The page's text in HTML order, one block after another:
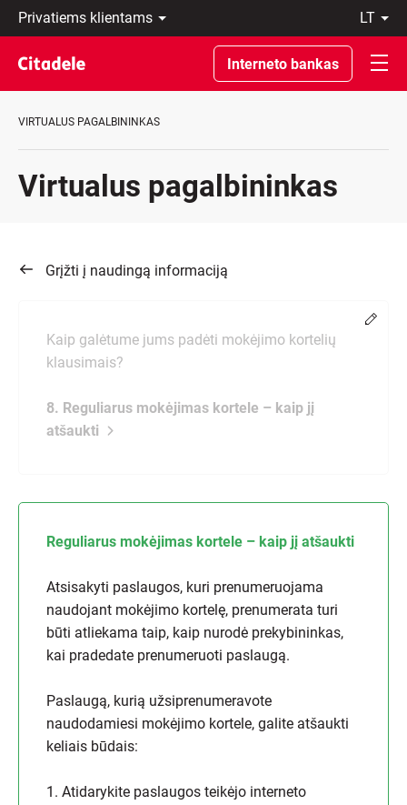
Privatiems
klientams
Verslo
klientams
Private
Apie
REWARDS
lt
LT
EN
Interneto bankas
VIRTUALUS PAGALBININKAS
Virtualus pagalbininkas
Grįžti į naudingą informaciją
Kaip galėtume jums padėti mokėjimo kortelių
klausimais?
8. Reguliarus mokėjimas kortele – kaip jį
atšaukti
Reguliarus mokėjimas kortele – kaip jį atšaukti
Atsisakyti paslaugos, kuri prenumeruojama
naudojant mokėjimo kortelę, prenumerata turi
būti atliekama taip, kaip nurodė prekybininkas,
kai pradedate prenumeruoti paslaugą.
Paslaugą, kurią užsiprenumeravote
naudodamiesi mokėjimo kortele, galite atšaukti
keliais būdais:
1. Atidarykite paslaugos teikėjo interneto